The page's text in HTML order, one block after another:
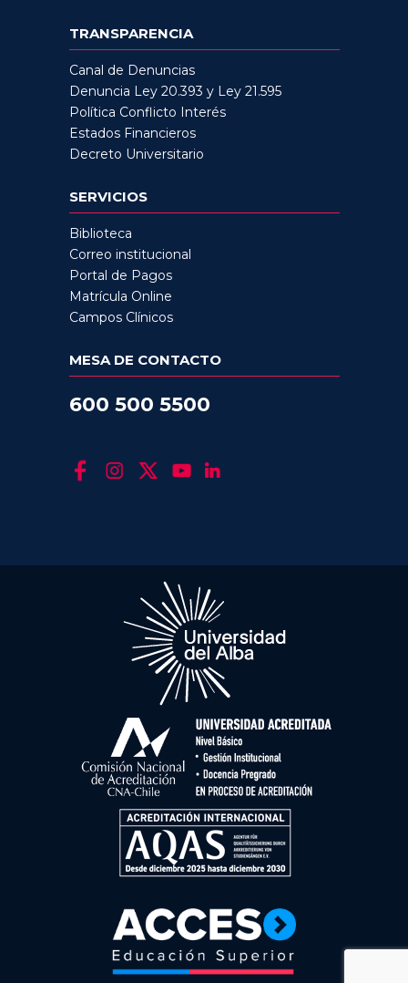
TRANSPARENCIA
Canal de Denuncias
Denuncia Ley 20.393 y Ley 21.595
Política Conflicto Interés
Estados Financieros
Decreto Universitario
SERVICIOS
Biblioteca
Correo institucional
Portal de Pagos
Matrícula Online
Campos Clínicos
MESA DE CONTACTO
600 500 5500